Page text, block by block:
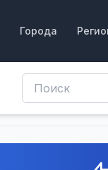
Города